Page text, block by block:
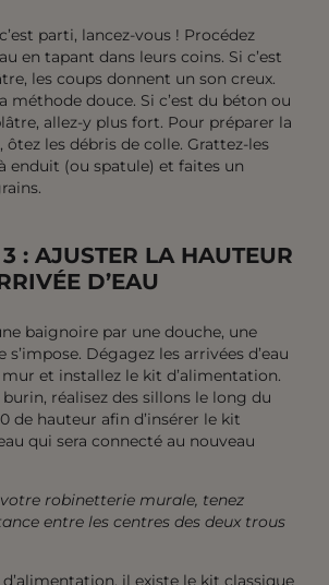
parti, lancez-vous ! Procédez
en tapant dans leurs coins. Si c’est
les coups donnent un son creux.
méthode douce. Si c’est du béton ou
allez-y plus fort. Pour préparer la
ôtez les débris de colle. Grattez-les
enduit (ou spatule) et faites un
: AJUSTER LA HAUTEUR
D’EAU
baignoire par une douche, une
Dégagez les arrivées d’eau
et installez le kit d’alimentation.
réalisez des sillons le long du
de hauteur afin d’insérer le kit
qui sera connecté au nouveau
robinetterie murale, tenez
entre les centres des deux trous
il existe le kit classique